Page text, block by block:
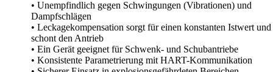
• Unempfindlich gegen Schwingungen (Vibrationen) und
Dampfschlägen
• Leckagekompensation sorgt für einen konstanten Istwert und
schont den Antrieb
• Ein Gerät geeignet für Schwenk- und Schubantriebe
• Konsistente Parametrierung mit HART-Kommunikation